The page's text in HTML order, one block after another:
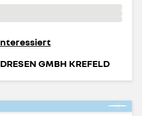
GMBH KREFELD